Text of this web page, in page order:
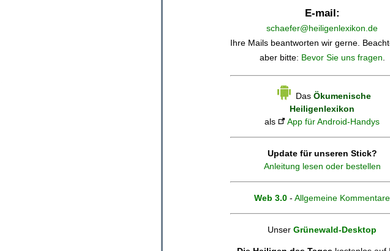
E-mail:
schaefer@heiligenlexikon.de
Ihre Mails beantworten wir gerne.
aber bitte: Bevor Sie uns fragen.
Das Ökumenische
Heiligenlexikon
als
App für Android-Handys
Update für unseren Stick?
Anleitung lesen oder bestellen
Web 3.0 - Allgemeine Kommentare
Unser Grünewald-Desktop